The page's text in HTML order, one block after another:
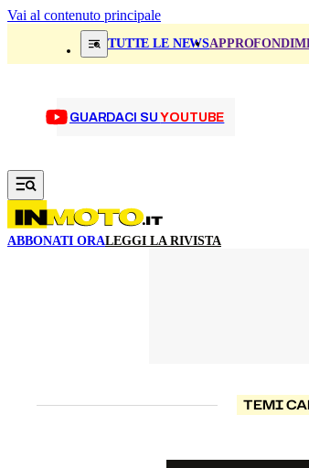
Vai al contenuto principale
TUTTE LE NEWS
GUARDACI SUYOUTUBE
ABBONATI ORALEGGI LA RIVISTA
TEMI